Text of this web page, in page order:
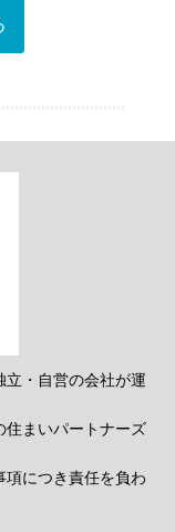
立・自営の会社が運
住まいパートナーズ
項につき責任を負わ